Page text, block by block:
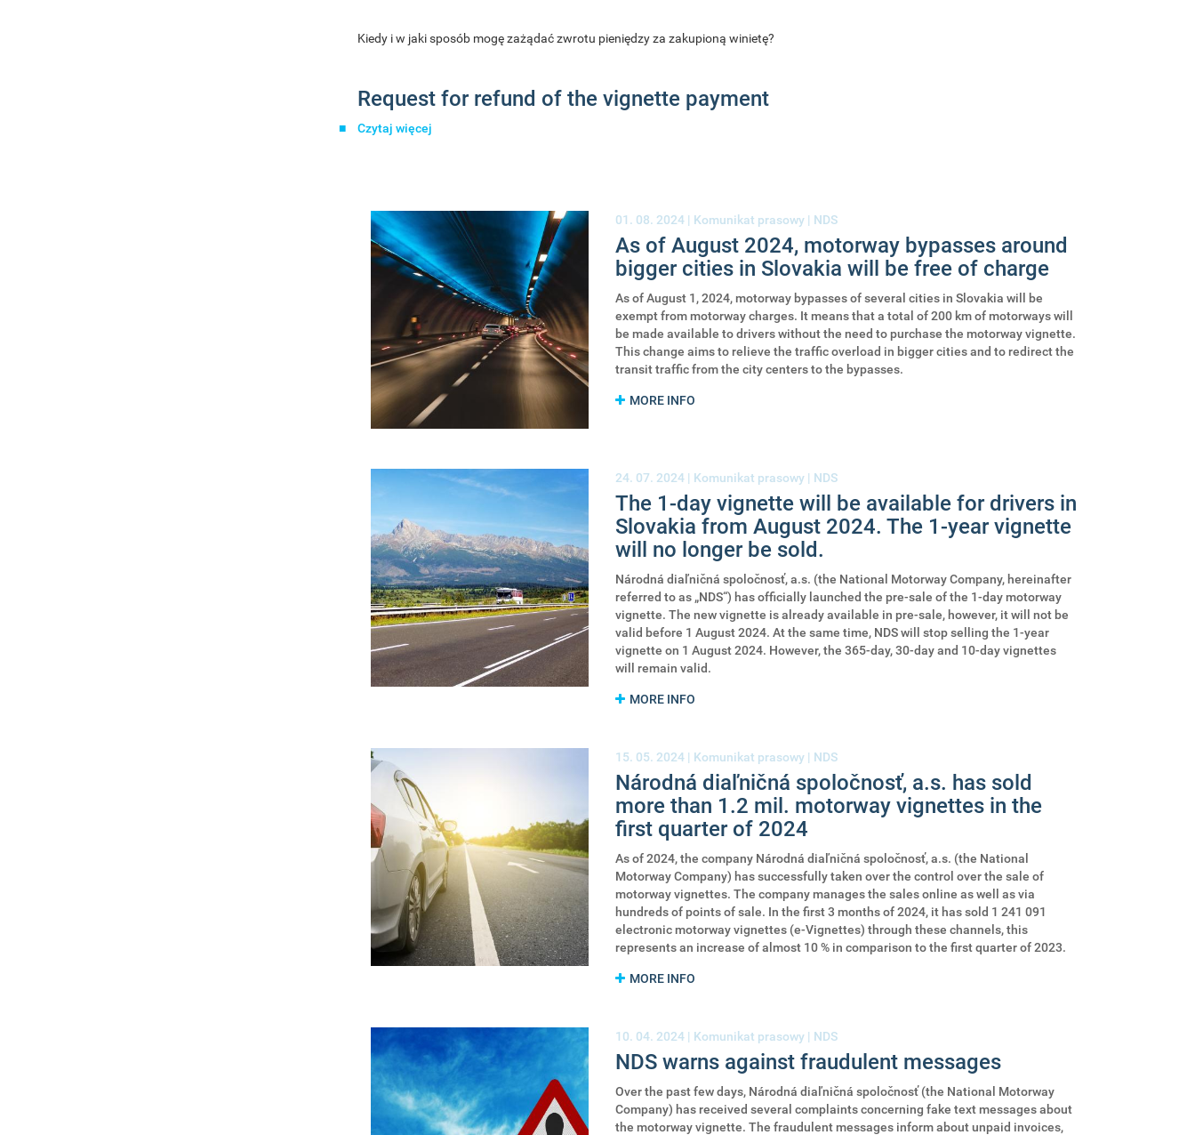
sposób
zwrotu
Kiedy i w jaki sposób mogę zażądać zwrotu pieniędzy za zakupioną winietę?
Request for refund of the vignette payment
Czytaj więcej
the
vignette
payment
01. 08. 2024 | Komunikat prasowy| NDS
As of August 2024, motorway bypasses around
bigger cities in Slovakia will be free of charge
As of August 1, 2024, motorway bypasses of several cities in Slovakia will be
exempt from motorway charges. It means that a total of 200 km of motorways will
be made available to drivers without the need to purchase the motorway vignette.
This change aims to relieve the traffic overload in bigger cities and to redirect the
transit traffic from the city centers to the bypasses.
MORE INFO
24. 07. 2024 | Komunikat prasowy| NDS
The 1-day vignette will be available for drivers in
Slovakia from August 2024. The 1-year vignette
will no longer be sold.
Národná diaľničná spoločnosť, a.s. (the National Motorway Company, hereinafter
referred to as „NDS“) has officially launched the pre-sale of the 1-day motorway
vignette. The new vignette is already available in pre-sale, however, it will not be
valid before 1 August 2024. At the same time, NDS will stop selling the 1-year
vignette on 1 August 2024. However, the 365-day, 30-day and 10-day vignettes
will remain valid.
MORE INFO
15. 05. 2024 | Komunikat prasowy| NDS
Národná diaľničná spoločnosť, a.s. has sold
more than 1.2 mil. motorway vignettes in the
first quarter of 2024
As of 2024, the company Národná diaľničná spoločnosť, a.s. (the National
Motorway Company) has successfully taken over the control over the sale of
motorway vignettes. The company manages the sales online as well as via
hundreds of points of sale. In the first 3 months of 2024, it has sold 1 241 091
electronic motorway vignettes (e-Vignettes) through these channels, this
represents an increase of almost 10 % in comparison to the first quarter of 2023.
MORE INFO
10. 04. 2024 | Komunikat prasowy| NDS
NDS warns against fraudulent messages
Over the past few days, Národná diaľničná spoločnosť (the National Motorway
Company) has received several complaints concerning fake text messages about
the motorway vignette. The fraudulent messages inform about unpaid invoices,